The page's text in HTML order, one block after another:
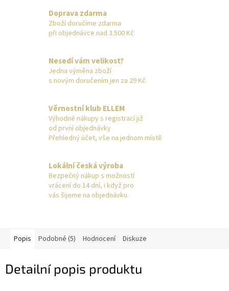
Doprava zdarma
Zboží doručíme zdarma
při objednávce nad 3.500 Kč
Nesedí vám velikost?
Jedna výměna zboží
s novým doručením jen za 29 Kč.
Věrnostní klub ELLEM
Výhodné nákupy s registrací již
od první objednávky
Přehledný účet, vše na jednom místě
Lokální česká výroba
Bezpečný nákup s možností
vrácení do 14 dní, i když pro
vás šijeme na objednávku.
Popis Podobné (5) Hodnocení Diskuze
Detailní popis produktu